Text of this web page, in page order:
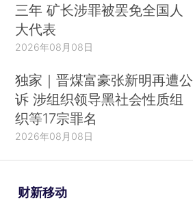
三年 矿长涉罪被罢免全国人
大代表
2026年08月08日
独家｜晋煤富豪张新明再遭公
诉 涉组织领导黑社会性质组
织等17宗罪名
2026年08月08日
财新移动